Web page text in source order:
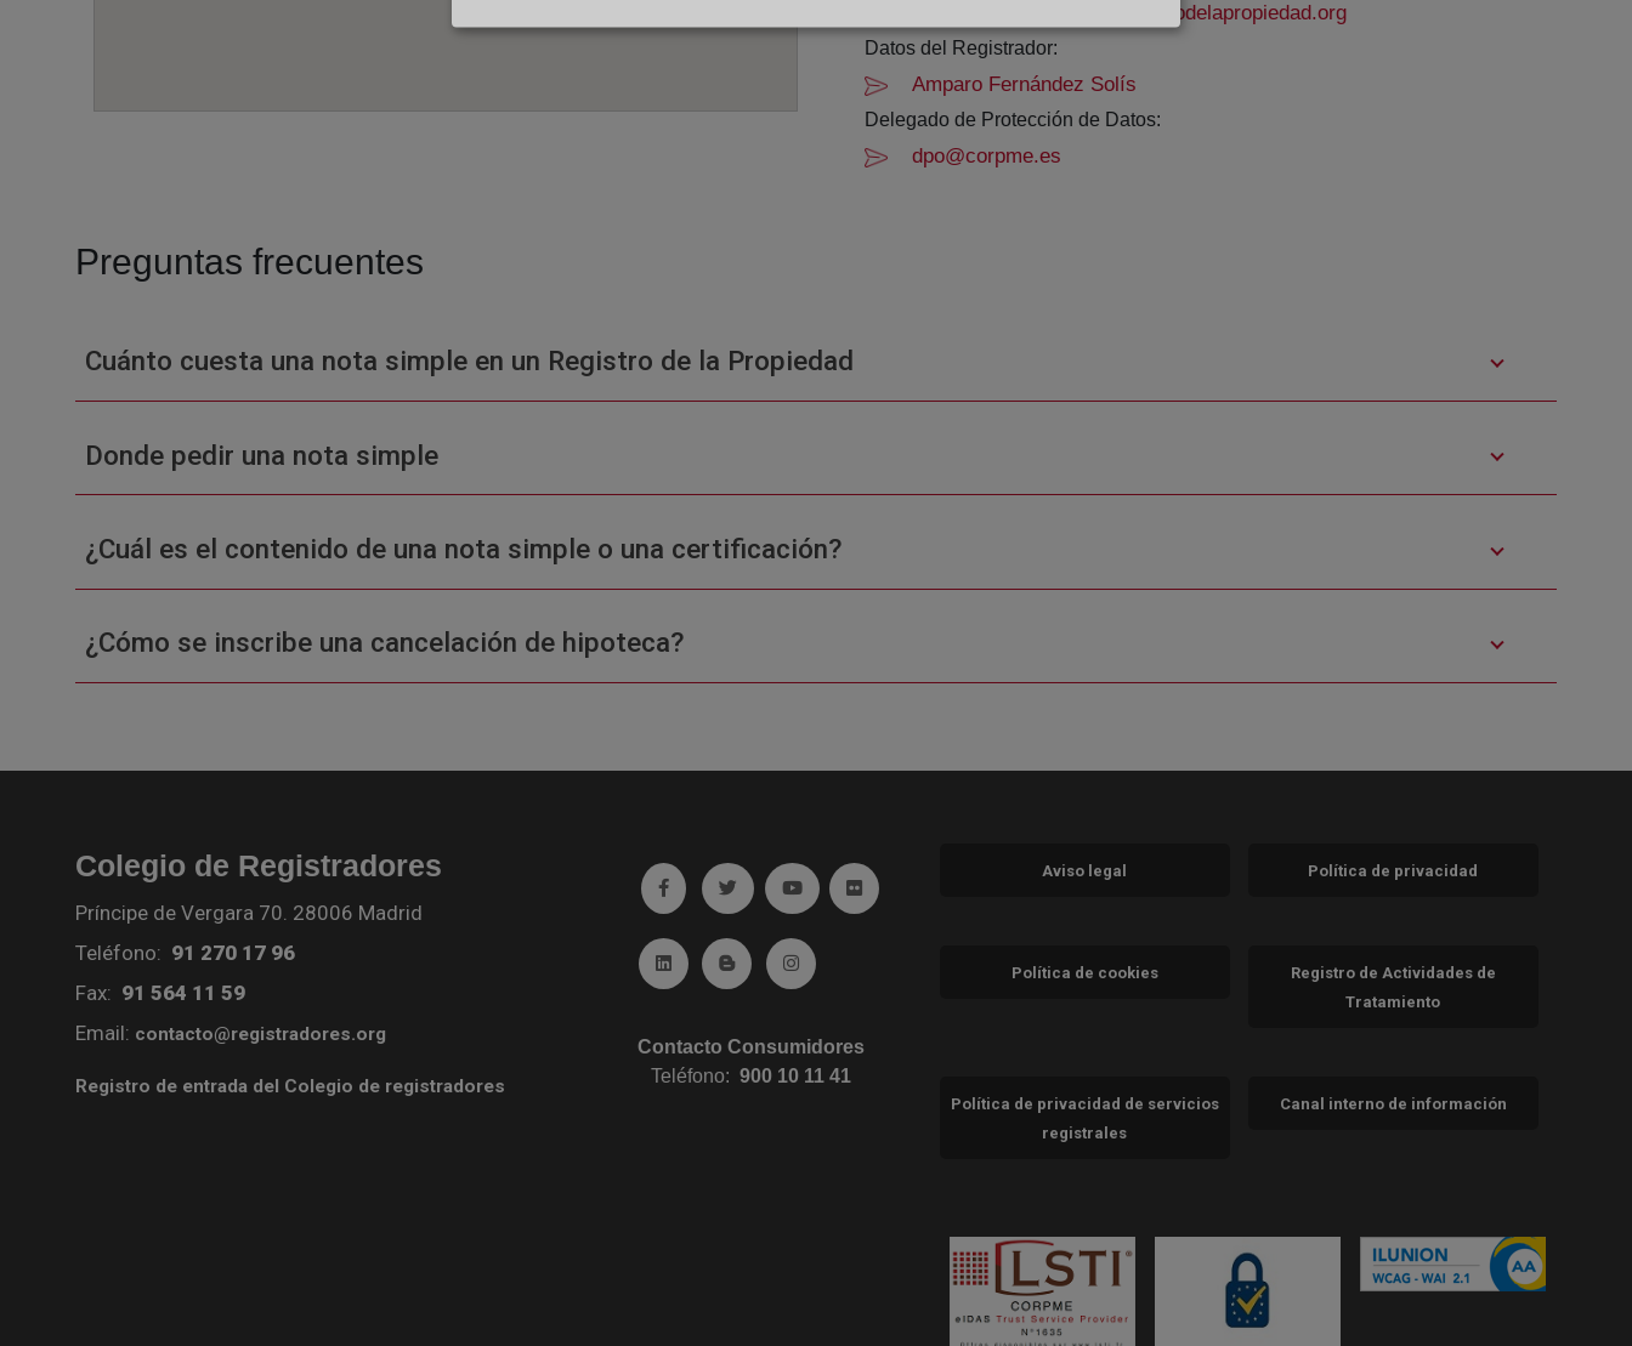
chiclanadelafrontera@registrodelapropiedad.org
Datos del Registrador:
Amparo Fernández Solís
Delegado de Protección de Datos:
dpo@corpme.es
Preguntas frecuentes
Cuánto cuesta una nota simple en un Registro de la Propiedad
Donde pedir una nota simple
¿Cuál es el contenido de una nota simple o una certificación?
¿Cómo se inscribe una cancelación de hipoteca?
Colegio de Registradores
Príncipe de Vergara 70. 28006 Madrid
Teléfono: 91 270 17 96
Fax: 91 564 11 59
Email: contacto@registradores.org
Registro de entrada del Colegio de registradores
Ir a facebook (abre en ventana nueva)
Ir a twitter (abre en ventana nueva)
Ir a YouTube (abre en ventana nueva)
Ir a Flickr (abre en ventana nueva)
Ir a Linkedin (abre en ventana nueva)
Ir al Blog (abre en ventana nueva)
Ir a Instagram (abre en ventana nueva)
Contacto Consumidores
Teléfono:900 10 11 41
Aviso legal Política de privacidad
Política de cookies
Registro de Actividades de
Tratamiento
Política de privacidad de servicios
registrales
Canal interno de información